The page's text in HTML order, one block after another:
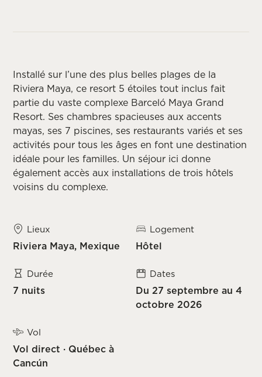
Installé sur l’une des plus belles plages de la
Riviera Maya, ce resort 5 étoiles tout inclus fait
partie du vaste complexe Barceló Maya Grand
Resort. Ses chambres spacieuses aux accents
mayas, ses 7 piscines, ses restaurants variés et ses
activités pour tous les âges en font une destination
idéale pour les familles. Un séjour ici donne
également accès aux installations de trois hôtels
voisins du complexe.
Lieux
Riviera Maya, Mexique
Logement
Hôtel
Durée
7 nuits
Dates
Du 27 septembre au 4
octobre 2026
Vol
Vol direct · Québec à
Cancún